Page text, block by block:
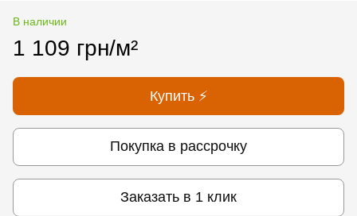
В наличии
1 109 грн/м²
Купить ⚡
Покупка в рассрочку
Заказать в 1 клик